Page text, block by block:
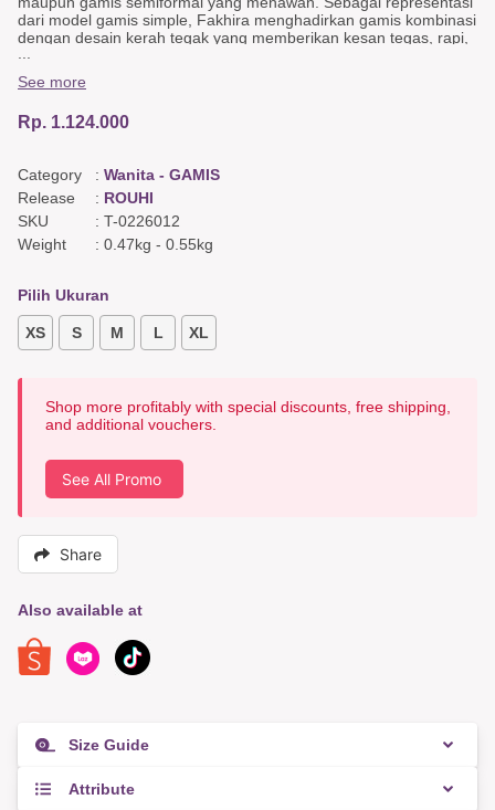
dari model gamis simple, Fakhira menghadirkan gamis kombinasi
dengan desain kerah tegak yang memberikan kesan tegas, rapi,
namun tetap simple elegan. Detail bordir di rok menambah
sentuhan mewah yang artistik dan eksklusif. Selain tampilannya
yang memikat, gamis ini juga sangat fungsional untuk menunjang
memudahkan ibu menyusui, serta saku kiri kanan untuk
Detail Gamis
Busui friendly,
Saku kiri kanan,
Bordir di rok,
Kerah tegak.
Kupnat
Warna & Bahan
Utama : Katun Poliester Dobi Fawn,
See more
Rp. 1.124.000
Category : Wanita - GAMIS
Release
: ROUHI
SKU
: T-0226012
Weight
: 0.47kg - 0.55kg
Pilih Ukuran
XS S M L XL
Shop more profitably with special discounts, free shipping,
and additional vouchers.
See All Promo
Share
Also available at
Size Guide
Attribute